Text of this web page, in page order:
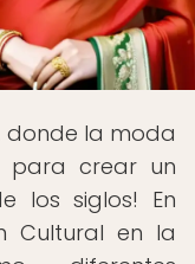
donde la moda
para crear un
los siglos! En
Cultural en la